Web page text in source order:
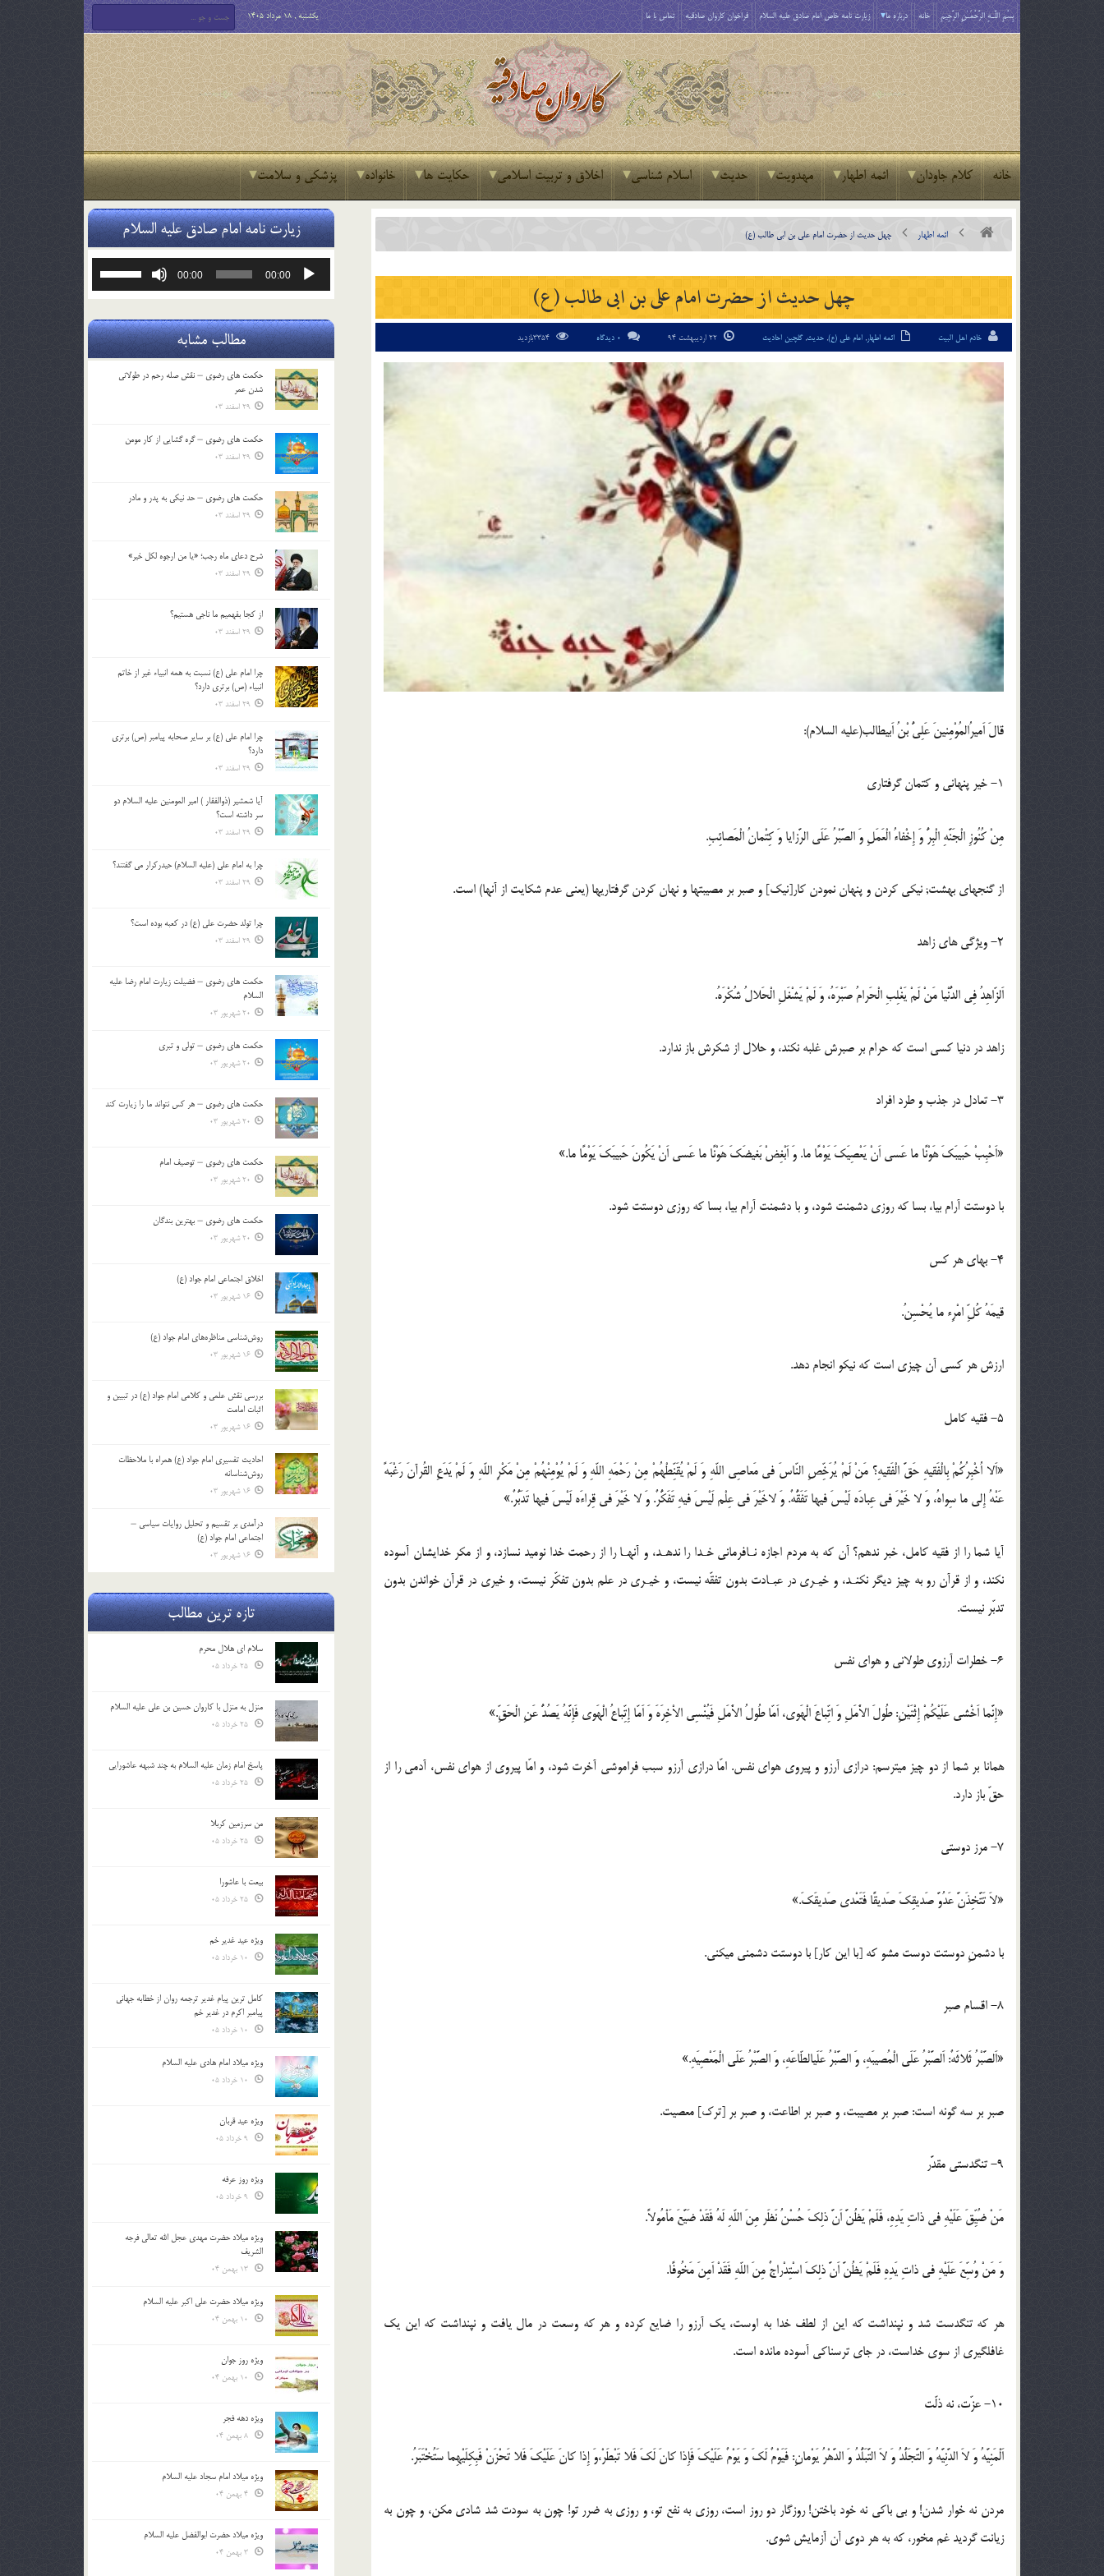
بِسْمِ اللَّـهِ الرَّحْمَـٰنِ الرَّحِيمِ خانه درباره ما زیارت نامه خاص امام صادق علیه السلام فراخوان کاروان صادقیه تماس با ما یکشنبه , 18 مرداد 1405
خانه کلام جاودان ائمه اطهار مهدویت حدیث اسلام شناسی اخلاق و تربیت اسلامی حکایت ها خانواده پزشکی و سلامت
ائمه اطهار چهل حدیث از حضرت امام علی بن ابی طالب (ع)
چهل حدیث از حضرت امام علی بن ابی طالب (ع)
خادم اهل البیت ائمه اطهار, امام علی (ع), حدیث, گلچین احادیث 0 دیدگاه
قالَ اَمیرُالمُوْمِنینَ عَلِیُّ بْنُ اَبیطالب(علیه السلام):
1- خیر پنهانی و کتمان گرفتاری
مِنْ کُنُوزِ الْجَنَّهِ الْبِرُّ وَ إِخْفاءُ الْعَمَلِ وَ الصَّبْرُ عَلَی الرَّزایا وَ کِتْمانُ الْمَصائِبِ.
از گنجهای بهشت; نیکی کردن و پنهان نمودن کار[نیک] و صبر بر مصیبتها و نهان کردن گرفتاریها (یعنی عدم شکایت از آنها) است.
2- ویژگی های زاهد
اَلزّاهِدُ فِی الدُّنْیا مَنْ لَمْ یَغْلِبِ الْحَرامُ صَبْرَهُ، وَ لَمْ یَشْغَلِ الْحَلالُ شُکْرَهُ.
زاهد در دنیا کسی است که حرام بر صبرش غلبه نکند، و حلال از شکرش باز ندارد.
3- تعادل در جذب و طرد افراد
«اَحْبِبْ حَبیبَکَ هَوْنًا ما عَسی اَنْ یَعْصِیَکَ یَوْمًا ما. وَ اَبْغِضْ بَغیضَکَ هَوْنًا ما عَسی اَنْ یَکُونَ حَبیبَکَ یَوْمًا ما.»
با دوستت آرام بیا، بسا که روزی دشمنت شود، و با دشمنت آرام بیا، بسا که روزی دوستت شود.
4- بهای هر کس
قیمَهُ کُلِّ امْرِء ما یُحْسِنُ.
ارزش هر کسی آن چیزی است که نیکو انجام دهد.
5- فقیه کامل
«اَلا اُخْبِرُکُمْ بِالْفَقیهِ حَقَّ الْفَقیهِ؟ مَنْ لَمْ یُرَخِّصِ النّاسَ فی مَعاصِی اللّهِ وَ لَمْ یُقَنِّطْهُمْ مِنْ رَحْمَهِ اللّهِ وَ لَمْ یُوْمِنْهُمْ مِنْ مَکْرِ اللّهِ وَ لَمْ یَدَعِ القُرآنَ رَغْبَهً
عَنْهُ إِلی ما سِواهُ، وَ لا خَیْرَ فی عِبادَه لَیْسَ فیها تَفَقُّهٌ. وَ لاخَیْرَ فی عِلْم لَیْسَ فیهِ تَفَکُّرٌ. وَ لا خَیْرَ فی قِراءَه لَیْسَ فیها تَدَبُّرٌ.»
آیا شما را از فقیه کامل، خبر ندهم؟ آن که به مردم اجازه نـافرمانی خـدا را ندهـد، و آنهـا را از رحمت خدا نومید نسازد، و از مکر خدایشان آسوده
نکند، و از قرآن رو به چیز دیگر نکنـد، و خیـری در عبـادت بدون تفقّه نیست، و خیـری در علم بدون تفکّر نیست، و خیری در قرآن خواندن بدون
تدبّر نیست.
6- خطرات آرزوی طولانی و هوای نفس
«إِنَّما اَخْشی عَلَیْکُمْ إِثْنَیْنِ: طُولَ الاَْمَلِ وَ اتِّباعَ الْهَوی، اَمّا طُولُ الاَْمَلِ فَیُنْسِی الاْخِرَهَ وَ اَمّا إِتِّباعُ الْهَوی فَإِنَّهُ یَصُدُّ عَنِ الْحَقِّ.»
همانا بر شما از دو چیز میترسم: درازی آرزو و پیروی هوای نفس. امّا درازی آرزو سبب فراموشی آخرت شود، و امّا پیروی از هوای نفس، آدمی را از
حقّ باز دارد.
7- مرز دوستی
«لاَ تَتَّخِذَنَّ عَدُوَّ صَدیقِکَ صَدیقًا فَتَعْدی صَدیقَکَ.»
با دشمنِ دوستت دوست مشو که [با این کار] با دوستت دشمنی میکنی.
8- اقسام صبر
«اَلصَّبْرُ ثَلاثَهٌ: اَلصَّبْرُ عَلَی الْمُصیبَهِ، وَ الصَّبْرُ عَلَیالطّاعَهِ، وَ الصَّبْرُ عَلَی الْمَعْصِیَهِ.»
صبر بر سه گونه است: صبر بر مصیبت، و صبر بر اطاعت، و صبر بر [ترک] معصیت.
9- تنگدستی مقدَّر
مَنْ ضُیِّقَ عَلَیْهِ فی ذاتِ یَدِهِ، فَلَمْ یَظُنَّ اَنَّ ذلِکَ حُسْنُ نَظَر مِنَ اللّهِ لَهُ فَقَدْ ضَیَّعَ مَاْمُولاً.
وَ مَنْ وُسِّعَ عَلَیْهِ فی ذاتِ یَدِهِ فَلَمْ یَظُنَّ اَنَّ ذلِکَ اسْتِدْراجٌ مِنَ اللّهِ فَقَدْ اَمِنَ مَخُوفًا.
هر که تنگدست شد و نپنداشت که این از لطف خدا به اوست، یک آرزو را ضایع کرده و هر که وسعت در مال یافت و نپنداشت که این یک
غافلگیری از سوی خداست، در جای ترسناکی آسوده مانده است.
10- عزّت، نه ذلّت
اَلْمَنِیَّهُ وَ لاَ الدَّنِیَّهُ وَ التَّجَلُّدُ وَ لاَ التَّبَلُّدُ وَ الدَّهْرُ یَوْمانِ: فَیَوْمٌ لَکَ وَ یَوْمٌ عَلَیْکَ فَإِذا کانَ لَکَ فَلا تَبْطَرْ،وَ إِذا کانَ عَلَیْکَ فَلا تَحْزَنْ فَبِکِلَیْهِما سَتُخْتَبَرُ.
مردن نه خوار شدن! و بی باکی نه خود باختن! روزگار دو روز است، روزی به نفع تو، و روزی به ضرر تو! چون به سودت شد شادی مکن، و چون به
زیانت گردید غم مخور، که به هر دوی آن آزمایش شوی.
زیارت نامه امام صادق علیه السلام
پخش‌کننده
00:00
00:00
یا
صدا
کلیدهای
مطالب مشابه
حکمت های رضوی – نقش صله رحم در طولانی
شدن عمر
29 اسفند 03
حکمت های رضوی – گره گشایی از کار مومن
29 اسفند 03
حکمت های رضوی – حد نیکی به پدر و مادر
29 اسفند 03
شرح دعای ماه رجب؛ «یا من ارجوه لکل خیر»
29 اسفند 03
از كجا بفهميم ما ناجی هستیم؟
29 اسفند 03
چرا امام علی (ع) نسبت به همه انبیاء غیر از خاتم
انبیاء (ص) برتری دارد؟
29 اسفند 03
چرا امام علی (ع) بر سایر صحابه پیامبر (ص) برتری
دارد؟
29 اسفند 03
آیا شمشیر (ذوالفقار ) امیر المومنین علیه السلام دو
سر داشته است؟
29 اسفند 03
چرا به امام علی (علیه السلام) حیدرکرار می گفتند؟
29 اسفند 03
چرا تولد حضرت علی (ع) در کعبه بوده است؟
29 اسفند 03
حکمت های رضوی – فضیلت زیارت امام رضا علیه
السلام
20 شهریور 03
حکمت های رضوی – تولی و تبری
20 شهریور 03
حکمت های رضوی – هر کس نتواند ما را زیارت کند
20 شهریور 03
حکمت های رضوی – توصیف امام
20 شهریور 03
حکمت های رضوی – بهترین بندگان
20 شهریور 03
اخلاق اجتماعی امام جواد (ع)
16 شهریور 03
روش‌شناسی مناظره‌های امام جواد (ع)
16 شهریور 03
بررسی نقش علمی و کلامی امام جواد (ع) در تبیین و
اثبات امامت
16 شهریور 03
احادیث تفسیری امام جواد (ع) همراه با ملاحظات
روش‌شناسانه
16 شهریور 03
درآمدی بر تقسیم و تحلیل روایات سیاسی –
اجتماعی امام جواد (ع)
16 شهریور 03
تازه ترین مطالب
سلام ای هلال محرم
منزل به منزل با کاروان حسین بن علی علیه السلام
پاسخ امام زمان علیه السلام به چند شبهه عاشورایی
من سرزمین کربلا
بیعت با عاشورا
ویژه عید غدیر خم
کامل ترین پیام غدیر ترجمه روان از خطابه جهانی
پیامبر اکرم در غدیر خم
ویژه میلاد امام هادی علیه السلام
ویژه عید قربان
ویژه روز عرفه
ویژه میلاد حضرت مهدی عجل الله تعالی فرجه
الشريف
ویژه میلاد حضرت علی اکبر علیه السلام
ویژه روز جوان
ویژه دهه فجر
ویژه میلاد امام سجاد علیه السلام
ویژه میلاد حضرت ابوالفضل علیه السلام